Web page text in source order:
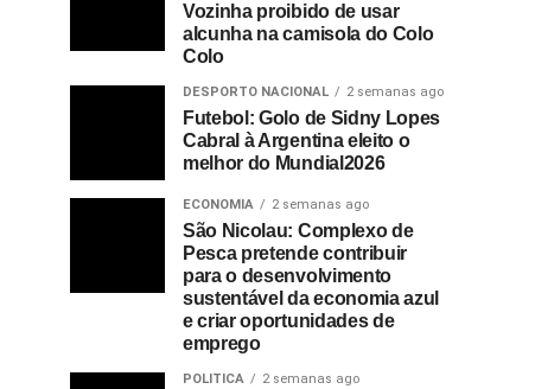
Vozinha proibido de usar
alcunha na camisola do Colo
Colo
DESPORTO NACIONAL 2 semanas ago
Futebol: Golo de Sidny Lopes
Cabral à Argentina eleito o
melhor do Mundial2026
ECONOMIA 2 semanas ago
São Nicolau: Complexo de
Pesca pretende contribuir
para o desenvolvimento
sustentável da economia azul
e criar oportunidades de
emprego
POLITICA 2 semanas ago